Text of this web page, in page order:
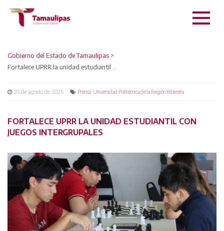
Gobierno del Estado de Tamaulipas >
20 de agosto de 2025 Prensa Universidad Politécnica de la Región Ribereña
FORTALECE UPRR LA UNIDAD ESTUDIANTIL CON
JUEGOS INTERGRUPALES